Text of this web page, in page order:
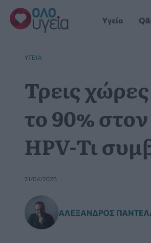
Μετάβαση
στο
περιεχόμενο
Yγεία
YΓΕΊΑ
Τρεις
το 90%
HPV-Τι
21/04/2026
ΑΛΈΞΑΝΔΡΟΣ